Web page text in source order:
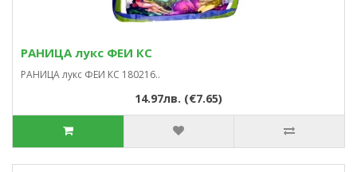
РАНИЦА лукс ФЕИ КС
РАНИЦА лукс ФЕИ КС 180216..
14.97лв. (€7.65)